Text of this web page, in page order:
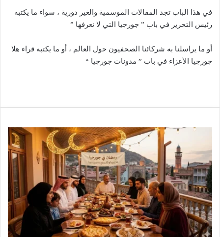
في هذا الباب تجد المقالات الموسمية والغير دورية ، سواء ما يكتبه
رئيس التحرير في باب ” جورجيا التي لا نعرفها ”
أو ما يراسلنا به شركائنا الصحفيون حول العالم ، أو ما يكتبه قراء هلا
جورجيا الأعزاء في باب ” مدونات جورجيا “